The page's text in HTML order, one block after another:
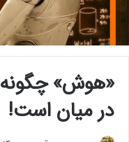
«هوش»
در میان است!